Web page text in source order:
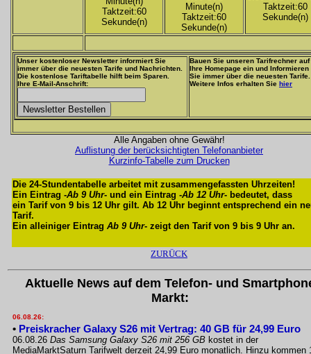
Taktzeit:60
Sekunde(n)
Minute(n)
Taktzeit:60
Sekunde(n)
Taktzeit:60
Sekunde(n)
Unser kostenloser Newsletter informiert Sie
immer über die neuesten Tarife und Nachrichten.
Die kostenlose Tariftabelle hilft beim Sparen.
Ihre E-Mail-Anschrift:
Bauen Sie unseren Tarifrechner auf
Ihre Homepage ein und Informieren
Sie immer über die neuesten Tarife.
Weitere Infos erhalten Sie hier
Alle Angaben ohne Gewähr!
Auflistung der berücksichtigten Telefonanbieter
Kurzinfo-Tabelle zum Drucken
Die 24-Stundentabelle arbeitet mit zusammengefassten Uhrzeiten!
Ein Eintrag -Ab 9 Uhr- und ein Eintrag -Ab 12 Uhr- bedeutet, dass
ein Tarif von 9 bis 12 Uhr gilt. Ab 12 Uhr beginnt entsprechend ein
Tarif.
Ein alleiniger Eintrag Ab 9 Uhr- zeigt den Tarif von 9 bis 9 Uhr an.
ZURÜCK
Aktuelle News auf dem Telefon- und
Markt:
06.08.26:
• Preiskracher Galaxy S26 mit Vertrag: 40 GB für 24,99 Euro
06.08.26 Das Samsung Galaxy S26 mit 256 GB kostet in der
MediaMarktSaturn Tarifwelt derzeit 24,99 Euro monatlich. Hinzu kommen